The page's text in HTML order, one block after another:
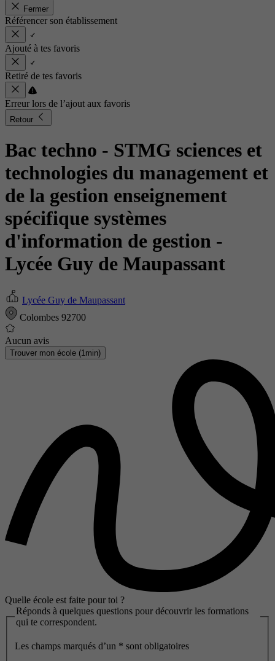
Fermer
Référencer son établissement
Ajouté à tes favoris
Retiré de tes favoris
Erreur lors de l’ajout aux favoris
Retour
Bac techno - STMG sciences et
technologies du management et
de la gestion enseignement
spécifique systèmes
d'information de gestion -
Lycée Guy de Maupassant
Lycée Guy de Maupassant
Colombes 92700
Aucun avis
Trouver mon école (1min)
Quelle école est faite pour toi ?
Réponds à quelques questions pour découvrir les formations
qui te correspondent.
Les champs marqués d’un * sont obligatoires